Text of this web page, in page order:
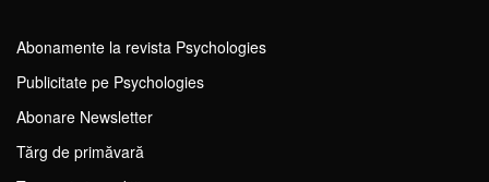
Abonamente la revista Psychologies
Publicitate pe Psychologies
Abonare Newsletter
Tărg de primăvară